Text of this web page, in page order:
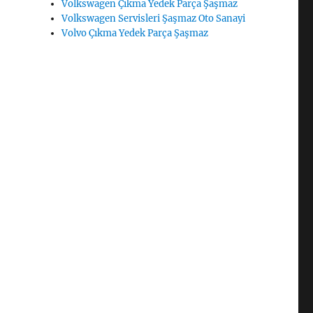
Volkswagen Çıkma Yedek Parça Şaşmaz
Volkswagen Servisleri Şaşmaz Oto Sanayi
Volvo Çıkma Yedek Parça Şaşmaz